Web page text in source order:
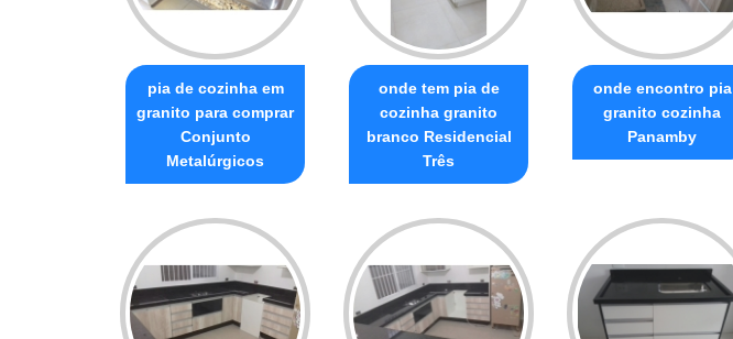
pia de cozinha em
granito para comprar
Conjunto
Metalúrgicos
onde tem pia de
cozinha granito
branco Residencial
Três
onde encontro pia
granito cozinha
Panamby